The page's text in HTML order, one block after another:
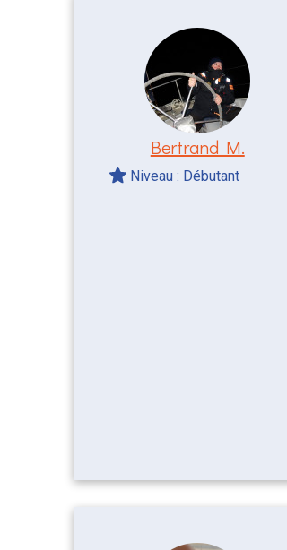
Bertrand M.
Niveau : Débutant